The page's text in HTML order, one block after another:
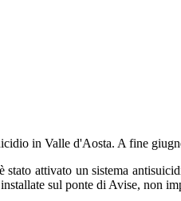
in Valle d'Aosta. A fine
stato attivato un sistema
sul ponte di Avise, non